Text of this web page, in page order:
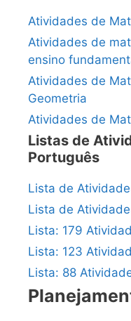
Atividades de
Atividades de
ensino
Atividades de
Geometria
Atividades de
Listas de
Português
Lista de
Lista de
Lista: 179
Lista: 123
Lista: 88